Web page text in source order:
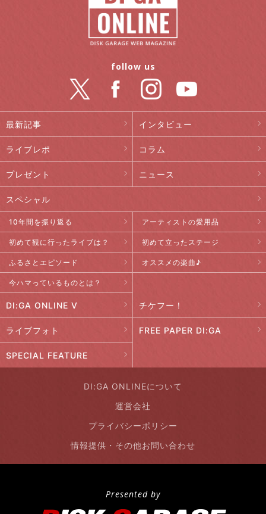
最新記事 インタビュー
ライブレポ コラム
プレゼント ニュース
スペシャル
10年間を振り返る アーティストの愛用品
初めて観に行ったライブは？ 初めて立ったステージ
ふるさとエピソード オススメの楽曲♪
今ハマっているものとは？
DI:GA ONLINE V チケフー！
ライブフォト FREE PAPER DI:GA
SPECIAL FEATURE
follow us
DI:GA ONLINEについて
運営会社
プライバシーポリシー
情報提供・その他お問い合わせ
Presented by